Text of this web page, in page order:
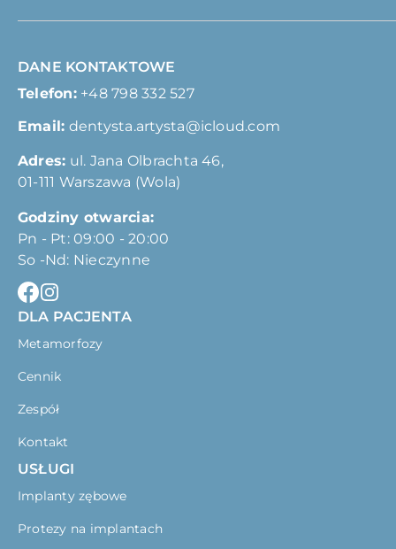
DANE KONTAKTOWE
Telefon:+48 798 332 527
Email: dentysta.artysta@icloud.com
Adres: ul. Jana Olbrachta 46,
01-111 Warszawa (Wola)
Godziny otwarcia:
Pn - Pt: 09:00 - 20:00
So -Nd: Nieczynne
DLA PACJENTA
Metamorfozy
Cennik
Zespół
Kontakt
USŁUGI
Implanty zębowe
Protezy na implantach